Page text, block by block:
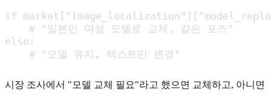
if
    # "일본인 여성 모델로 교체, 같은 포즈"
else:
    # "모델 유지, 텍스트만 변경"
시장 조사에서 "모델 교체 필요"라고 했으면 교체하고, 아니면